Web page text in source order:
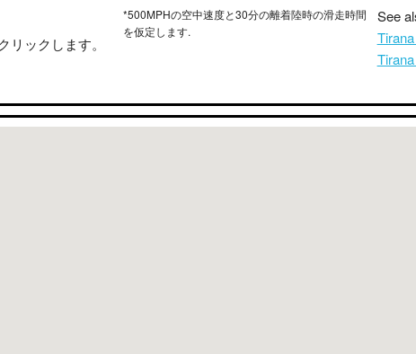
ックします。
*500MPHの空中速度と30分の離着陸時の滑走時間
を仮定します.
See